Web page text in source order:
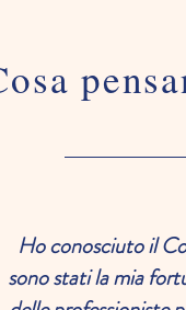
Ho conosciuto il
sono stati la mia